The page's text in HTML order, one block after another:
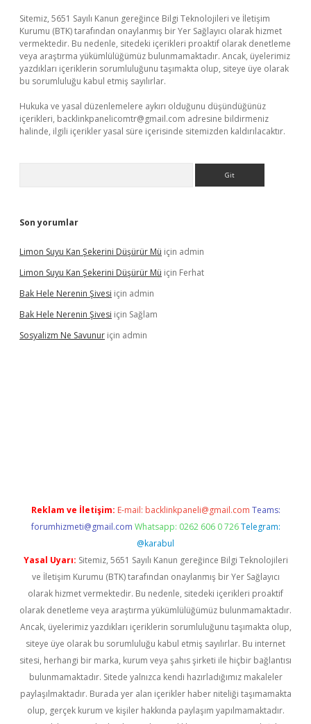
Sitemiz, 5651 Sayılı Kanun gereğince Bilgi Teknolojileri ve İletişim
Kurumu (BTK) tarafından onaylanmış bir Yer Sağlayıcı olarak hizmet
vermektedir. Bu nedenle, sitedeki içerikleri proaktif olarak denetleme
veya araştırma yükümlülüğümüz bulunmamaktadır. Ancak, üyelerimiz
yazdıkları içeriklerin sorumluluğunu taşımakta olup, siteye üye olarak
bu sorumluluğu kabul etmiş sayılırlar.
Hukuka ve yasal düzenlemelere aykırı olduğunu düşündüğünüz
içerikleri, backlinkpanelicomtr@gmail.com adresine bildirmeniz
halinde, ilgili içerikler yasal süre içerisinde sitemizden kaldırılacaktır.
Son yorumlar
Limon Suyu Kan Şekerini Düşürür Mü için admin
Limon Suyu Kan Şekerini Düşürür Mü için Ferhat
Bak Hele Nerenin Şivesi için admin
Bak Hele Nerenin Şivesi için Sağlam
Sosyalizm Ne Savunur için admin
Reklam ve İletişim: E-mail: backlinkpaneli@gmail.com Teams:
forumhizmeti@gmail.com Whatsapp: 0262 606 0 726 Telegram:
@karabul
Yasal Uyarı: Sitemiz, 5651 Sayılı Kanun gereğince Bilgi Teknolojileri
ve İletişim Kurumu (BTK) tarafından onaylanmış bir Yer Sağlayıcı
olarak hizmet vermektedir. Bu nedenle, sitedeki içerikleri proaktif
olarak denetleme veya araştırma yükümlülüğümüz bulunmamaktadır.
Ancak, üyelerimiz yazdıkları içeriklerin sorumluluğunu taşımakta olup,
siteye üye olarak bu sorumluluğu kabul etmiş sayılırlar. Bu internet
sitesi, herhangi bir marka, kurum veya şahıs şirketi ile hiçbir bağlantısı
bulunmamaktadır. Sitede yalnızca kendi hazırladığımız makaleler
paylaşılmaktadır. Burada yer alan içerikler haber niteliği taşımamakta
olup, gerçek kurum ve kişiler hakkında paylaşım yapılmamaktadır.